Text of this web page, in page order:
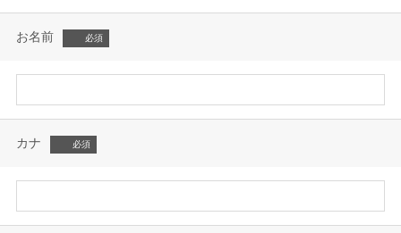
お名前
カナ